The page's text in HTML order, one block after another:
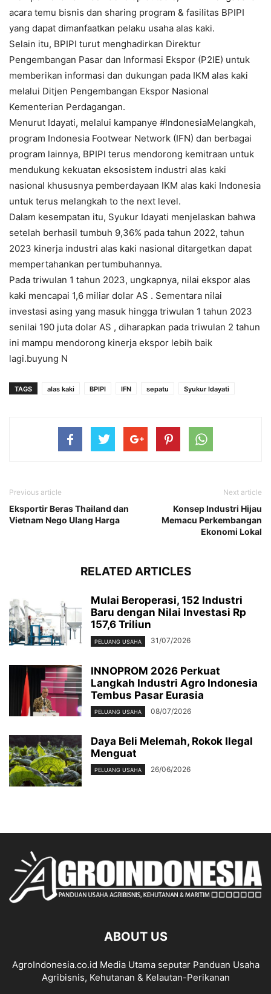
acara temu bisnis dan sharing program & fasilitas BPIPI
yang dapat dimanfaatkan pelaku usaha alas kaki.
Selain itu, BPIPI turut menghadirkan Direktur
Pengembangan Pasar dan Informasi Ekspor (P2IE) untuk
memberikan informasi dan dukungan pada IKM alas kaki
melalui Ditjen Pengembangan Ekspor Nasional
Kementerian Perdagangan.
Menurut Idayati, melalui kampanye #IndonesiaMelangkah,
program Indonesia Footwear Network (IFN) dan berbagai
program lainnya, BPIPI terus mendorong kemitraan untuk
mendukung kekuatan eksosistem industri alas kaki
nasional khususnya pemberdayaan IKM alas kaki Indonesia
untuk terus melangkah to the next level.
Dalam kesempatan itu, Syukur Idayati menjelaskan bahwa
setelah berhasil tumbuh 9,36% pada tahun 2022, tahun
2023 kinerja industri alas kaki nasional ditargetkan dapat
mempertahankan pertumbuhannya.
Pada triwulan 1 tahun 2023, ungkapnya, nilai ekspor alas
kaki mencapai 1,6 miliar dolar AS . Sementara nilai
investasi asing yang masuk hingga triwulan 1 tahun 2023
senilai 190 juta dolar AS , diharapkan pada triwulan 2 tahun
ini mampu mendorong kinerja ekspor lebih baik
lagi.buyung N
TAGS alas kaki BPIPI IFN sepatu Syukur Idayati
Previous article
Eksportir Beras Thailand dan
Vietnam Nego Ulang Harga
Next article
Konsep Industri Hijau
Memacu Perkembangan
Ekonomi Lokal
RELATED ARTICLES
Mulai Beroperasi, 152 Industri
Baru dengan Nilai Investasi Rp
157,6 Triliun
PELUANG USAHA 31/07/2026
INNOPROM 2026 Perkuat
Langkah Industri Agro Indonesia
Tembus Pasar Eurasia
PELUANG USAHA 08/07/2026
Daya Beli Melemah, Rokok Ilegal
Menguat
PELUANG USAHA 26/06/2026
ABOUT US
AgroIndonesia.co.id Media Utama seputar Panduan Usaha
Agribisnis, Kehutanan & Kelautan-Perikanan